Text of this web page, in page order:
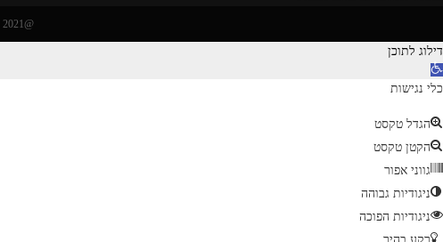
@2021 - התרשמות של איטו אבירם. האתר נבנה ע"י YBPmedia
דילוג לתוכן
פ
ת
ס
ר
ג
ג
כלי נגישות
הגדל טקסט
הקטן טקסט
גווני אפור
ניגודיות גבוהה
ניגודיות הפוכה